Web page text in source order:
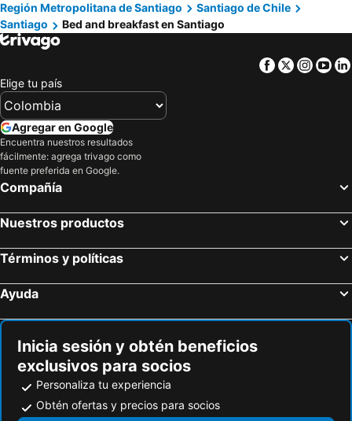
Región Metropolitana de Santiago
Santiago de Chile
Santiago
Bed and breakfast en Santiago
Facebook
Twitter
Elige tu país
Agregar en Google
Encuentra nuestros resultados
fácilmente: agrega trivago como
fuente preferida en Google.
Compañía
Nuestros productos
Términos y políticas
Ayuda
Inicia sesión y obtén beneficios
exclusivos para socios
Personaliza tu experiencia
Obtén ofertas y precios para socios